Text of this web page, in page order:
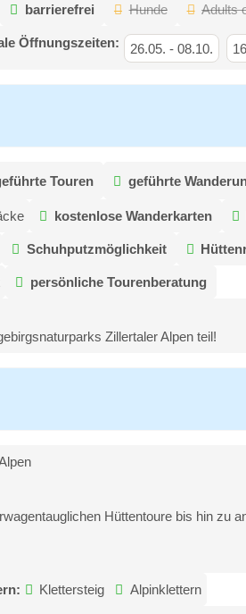
barrierefrei Hunde Adults
Öffnungszeiten: 26.05. - 08.10.
Touren geführte
kostenlose Wanderkarten
Schuhputzmöglichkeit
persönliche Tourenberatung
Zillertaler Alpen teil!
Hüttentoure bis hin zu
Klettersteig Alpinklettern